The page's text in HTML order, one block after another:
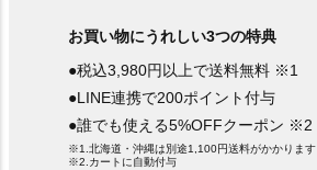
お買い物にうれしい3つの特典
●税込3,980円以上で送料無料 ※1
●LINE連携で200ポイント付与
●誰でも使える5%OFFクーポン ※2
※1.北海道・沖縄は別途1,100円送料がかかります
※2.カートに自動付与